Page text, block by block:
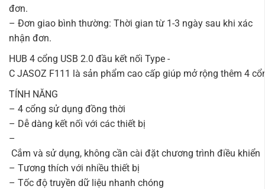
đơn.
– Đơn giao bình thường: Thời gian từ 1-3 ngày sau khi xác
nhận đơn.
HUB 4 cổng USB 2.0 đầu kết nối Type -
C JASOZ F111 là sản phẩm cao cấp giúp mở rộng thêm 4
TÍNH NĂNG
– 4 cổng sử dụng đồng thời
– Dễ dàng kết nối với các thiết bị
–
Cắm và sử dụng, không cần cài đặt chương trình điều khiển
– Tương thích với nhiều thiết bị
– Tốc độ truyền dữ liệu nhanh chóng